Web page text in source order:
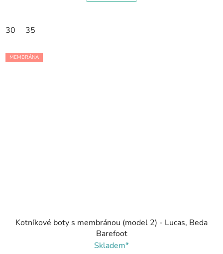
30 35
MEMBRÁNA
Kotníkové boty s membránou (model 2) - Lucas, Beda
Barefoot
Skladem*